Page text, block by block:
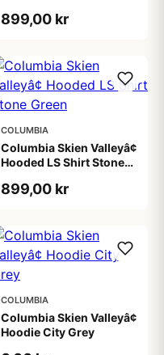
899,00 kr
COLUMBIA
Columbia Skien Valleyâ¢
Hooded LS Shirt Stone
899,00 kr
COLUMBIA
Columbia Skien Valleyâ¢
Hoodie City Grey